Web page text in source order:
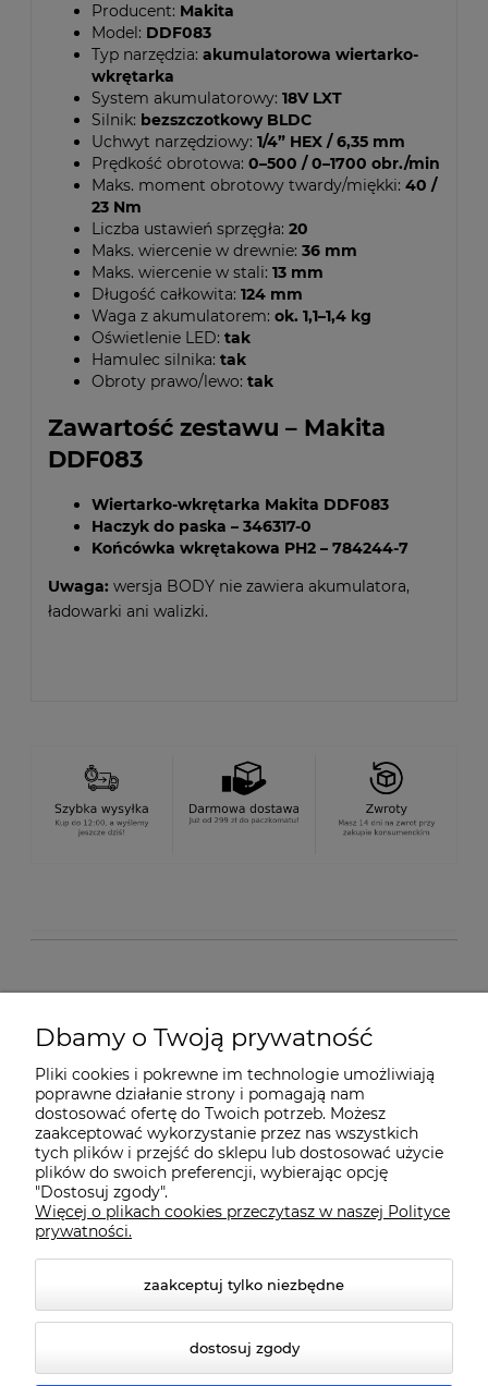
Producent: Makita
Model: DDF083
Typ narzędzia: akumulatorowa wiertarko-
wkrętarka
System akumulatorowy: 18V LXT
Silnik: bezszczotkowy BLDC
Uchwyt narzędziowy: 1/4” HEX / 6,35 mm
Prędkość obrotowa: 0–500 / 0–1700 obr./min
Maks. moment obrotowy twardy/miękki: 40 /
23 Nm
Liczba ustawień sprzęgła: 20
Maks. wiercenie w drewnie: 36 mm
Maks. wiercenie w stali: 13 mm
Długość całkowita: 124 mm
Waga z akumulatorem: ok. 1,1–1,4 kg
Oświetlenie LED: tak
Hamulec silnika: tak
Obroty prawo/lewo: tak
Zawartość zestawu – Makita
DDF083
Wiertarko-wkrętarka Makita DDF083
Haczyk do paska – 346317-0
Końcówka wkrętakowa PH2 – 784244-7
Uwaga: wersja BODY nie zawiera akumulatora,
ładowarki ani walizki.
O nas
Dostawa i płatności
Pomoc
Gwarancja i Serwis
Dbamy o Twoją prywatność
Pliki cookies i pokrewne im technologie umożliwiają
poprawne działanie strony i pomagają nam
dostosować ofertę do Twoich potrzeb. Możesz
zaakceptować wykorzystanie przez nas wszystkich
tych plików i przejść do sklepu lub dostosować użycie
plików do swoich preferencji, wybierając opcję
"Dostosuj zgody".
Więcej o plikach cookies przeczytasz w naszej Polityce
prywatności.
zaakceptuj tylko niezbędne
dostosuj zgody